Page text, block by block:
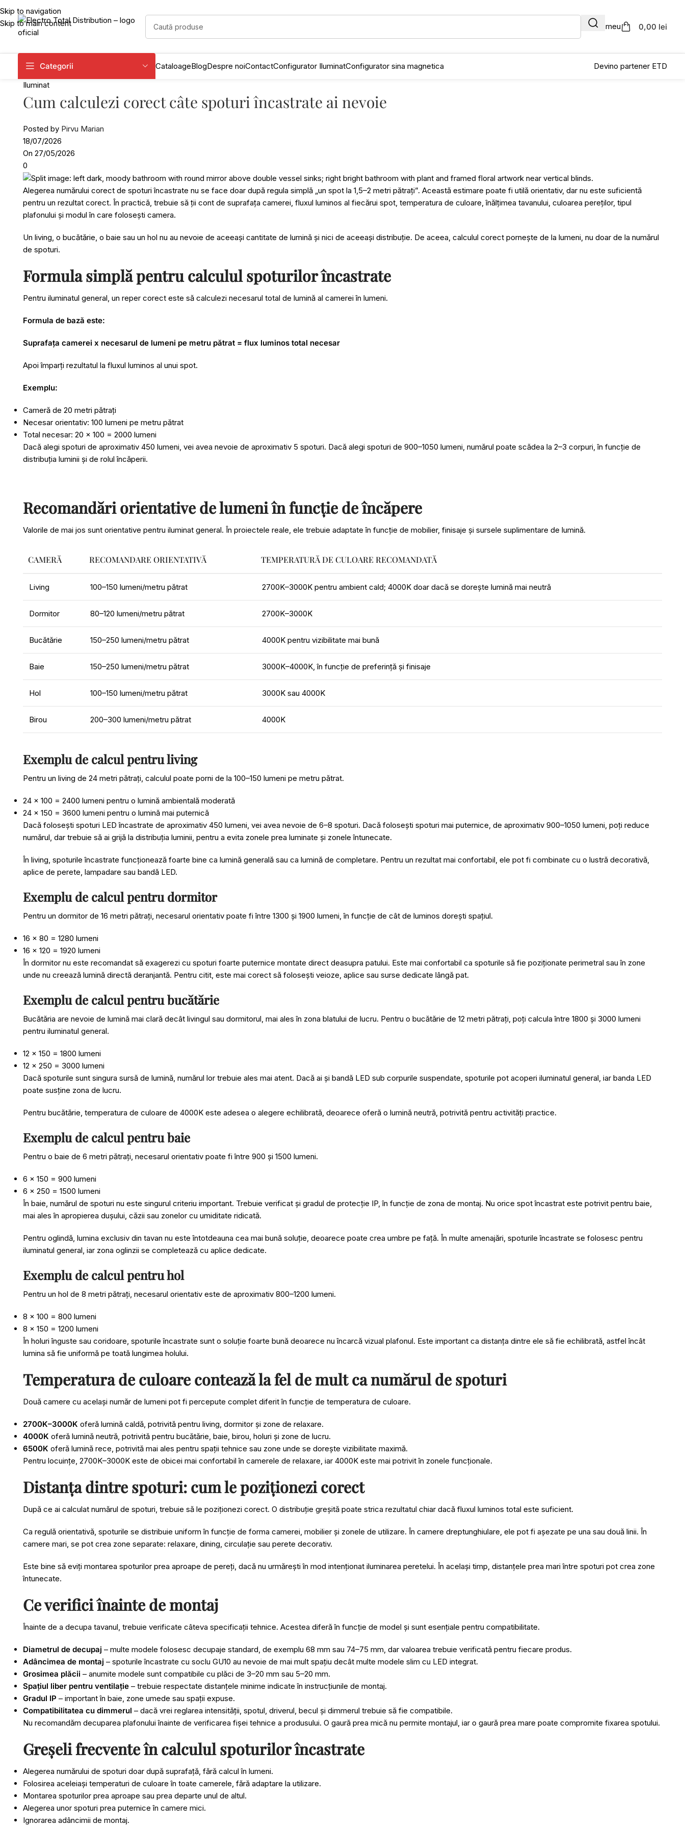
Skip to navigation
Skip to main content
Contul meu 0,00 lei
Categorii CataloageBlogDespre noiContactConfigurator IluminatConfigurator sina magnetica
Devino partener ETD
Iluminat
Cum calculezi corect câte spoturi încastrate ai nevoie
Posted by Pirvu Marian
18/07/2026
On 27/05/2026
0
Alegerea numărului corect de spoturi încastrate nu se face doar după regula simplă „un spot la 1,5–2 metri pătrați”. Această estimare poate fi utilă orientativ, dar nu este suficientă
pentru un rezultat corect. În practică, trebuie să ții cont de suprafața camerei, fluxul luminos al fiecărui spot, temperatura de culoare, înălțimea tavanului, culoarea pereților, tipul
plafonului și modul în care folosești camera.
Un living, o bucătărie, o baie sau un hol nu au nevoie de aceeași cantitate de lumină și nici de aceeași distribuție. De aceea, calculul corect pornește de la lumeni, nu doar de la numărul
de spoturi.
Formula simplă pentru calculul spoturilor încastrate
Pentru iluminatul general, un reper corect este să calculezi necesarul total de lumină al camerei în lumeni.
Formula de bază este:
Suprafața camerei x necesarul de lumeni pe metru pătrat = flux luminos total necesar
Apoi împarți rezultatul la fluxul luminos al unui spot.
Exemplu:
Cameră de 20 metri pătrați
Necesar orientativ: 100 lumeni pe metru pătrat
Total necesar: 20 x 100 = 2000 lumeni
Dacă alegi spoturi de aproximativ 450 lumeni, vei avea nevoie de aproximativ 5 spoturi. Dacă alegi spoturi de 900–1050 lumeni, numărul poate scădea la 2–3 corpuri, în funcție de
distribuția luminii și de rolul încăperii.
Recomandări orientative de lumeni în funcție de încăpere
Valorile de mai jos sunt orientative pentru iluminat general. În proiectele reale, ele trebuie adaptate în funcție de mobilier, finisaje și sursele suplimentare de lumină.
CAMERĂ RECOMANDARE ORIENTATIVĂ TEMPERATURĂ DE CULOARE RECOMANDATĂ
Living 100–150 lumeni/metru pătrat 2700K–3000K pentru ambient cald; 4000K doar dacă se dorește lumină mai neutră
Dormitor 80–120 lumeni/metru pătrat 2700K–3000K
Bucătărie 150–250 lumeni/metru pătrat 4000K pentru vizibilitate mai bună
Baie 150–250 lumeni/metru pătrat 3000K–4000K, în funcție de preferință și finisaje
Hol 100–150 lumeni/metru pătrat 3000K sau 4000K
Birou 200–300 lumeni/metru pătrat 4000K
Exemplu de calcul pentru living
Pentru un living de 24 metri pătrați, calculul poate porni de la 100–150 lumeni pe metru pătrat.
24 x 100 = 2400 lumeni pentru o lumină ambientală moderată
24 x 150 = 3600 lumeni pentru o lumină mai puternică
Dacă folosești spoturi LED încastrate de aproximativ 450 lumeni, vei avea nevoie de 6–8 spoturi. Dacă folosești spoturi mai puternice, de aproximativ 900–1050 lumeni, poți reduce
numărul, dar trebuie să ai grijă la distribuția luminii, pentru a evita zonele prea luminate și zonele întunecate.
În living, spoturile încastrate funcționează foarte bine ca lumină generală sau ca lumină de completare. Pentru un rezultat mai confortabil, ele pot fi combinate cu o lustră decorativă,
aplice de perete, lampadare sau bandă LED.
Exemplu de calcul pentru dormitor
Pentru un dormitor de 16 metri pătrați, necesarul orientativ poate fi între 1300 și 1900 lumeni, în funcție de cât de luminos dorești spațiul.
16 x 80 = 1280 lumeni
16 x 120 = 1920 lumeni
În dormitor nu este recomandat să exagerezi cu spoturi foarte puternice montate direct deasupra patului. Este mai confortabil ca spoturile să fie poziționate perimetral sau în zone
unde nu creează lumină directă deranjantă. Pentru citit, este mai corect să folosești veioze, aplice sau surse dedicate lângă pat.
Exemplu de calcul pentru bucătărie
Bucătăria are nevoie de lumină mai clară decât livingul sau dormitorul, mai ales în zona blatului de lucru. Pentru o bucătărie de 12 metri pătrați, poți calcula între 1800 și 3000 lumeni
pentru iluminatul general.
12 x 150 = 1800 lumeni
12 x 250 = 3000 lumeni
Dacă spoturile sunt singura sursă de lumină, numărul lor trebuie ales mai atent. Dacă ai și bandă LED sub corpurile suspendate, spoturile pot acoperi iluminatul general, iar banda LED
poate susține zona de lucru.
Pentru bucătărie, temperatura de culoare de 4000K este adesea o alegere echilibrată, deoarece oferă o lumină neutră, potrivită pentru activități practice.
Exemplu de calcul pentru baie
Pentru o baie de 6 metri pătrați, necesarul orientativ poate fi între 900 și 1500 lumeni.
6 x 150 = 900 lumeni
6 x 250 = 1500 lumeni
În baie, numărul de spoturi nu este singurul criteriu important. Trebuie verificat și gradul de protecție IP, în funcție de zona de montaj. Nu orice spot încastrat este potrivit pentru baie,
mai ales în apropierea dușului, căzii sau zonelor cu umiditate ridicată.
Pentru oglindă, lumina exclusiv din tavan nu este întotdeauna cea mai bună soluție, deoarece poate crea umbre pe față. În multe amenajări, spoturile încastrate se folosesc pentru
iluminatul general, iar zona oglinzii se completează cu aplice dedicate.
Exemplu de calcul pentru hol
Pentru un hol de 8 metri pătrați, necesarul orientativ este de aproximativ 800–1200 lumeni.
8 x 100 = 800 lumeni
8 x 150 = 1200 lumeni
În holuri înguste sau coridoare, spoturile încastrate sunt o soluție foarte bună deoarece nu încarcă vizual plafonul. Este important ca distanța dintre ele să fie echilibrată, astfel încât
lumina să fie uniformă pe toată lungimea holului.
Temperatura de culoare contează la fel de mult ca numărul de spoturi
Două camere cu același număr de lumeni pot fi percepute complet diferit în funcție de temperatura de culoare.
2700K–3000K oferă lumină caldă, potrivită pentru living, dormitor și zone de relaxare.
4000K oferă lumină neutră, potrivită pentru bucătărie, baie, birou, holuri și zone de lucru.
6500K oferă lumină rece, potrivită mai ales pentru spații tehnice sau zone unde se dorește vizibilitate maximă.
Pentru locuințe, 2700K–3000K este de obicei mai confortabil în camerele de relaxare, iar 4000K este mai potrivit în zonele funcționale.
Distanța dintre spoturi: cum le poziționezi corect
După ce ai calculat numărul de spoturi, trebuie să le poziționezi corect. O distribuție greșită poate strica rezultatul chiar dacă fluxul luminos total este suficient.
Ca regulă orientativă, spoturile se distribuie uniform în funcție de forma camerei, mobilier și zonele de utilizare. În camere dreptunghiulare, ele pot fi așezate pe una sau două linii. În
camere mari, se pot crea zone separate: relaxare, dining, circulație sau perete decorativ.
Este bine să eviți montarea spoturilor prea aproape de pereți, dacă nu urmărești în mod intenționat iluminarea peretelui. În același timp, distanțele prea mari între spoturi pot crea zone
întunecate.
Ce verifici înainte de montaj
Înainte de a decupa tavanul, trebuie verificate câteva specificații tehnice. Acestea diferă în funcție de model și sunt esențiale pentru compatibilitate.
Diametrul de decupaj – multe modele folosesc decupaje standard, de exemplu 68 mm sau 74–75 mm, dar valoarea trebuie verificată pentru fiecare produs.
Adâncimea de montaj – spoturile încastrate cu soclu GU10 au nevoie de mai mult spațiu decât multe modele slim cu LED integrat.
Grosimea plăcii – anumite modele sunt compatibile cu plăci de 3–20 mm sau 5–20 mm.
Spațiul liber pentru ventilație – trebuie respectate distanțele minime indicate în instrucțiunile de montaj.
Gradul IP – important în baie, zone umede sau spații expuse.
Compatibilitatea cu dimmerul – dacă vrei reglarea intensității, spotul, driverul, becul și dimmerul trebuie să fie compatibile.
Nu recomandăm decuparea plafonului înainte de verificarea fișei tehnice a produsului. O gaură prea mică nu permite montajul, iar o gaură prea mare poate compromite fixarea spotului.
Greșeli frecvente în calculul spoturilor încastrate
Alegerea numărului de spoturi doar după suprafață, fără calcul în lumeni.
Folosirea aceleiași temperaturi de culoare în toate camerele, fără adaptare la utilizare.
Montarea spoturilor prea aproape sau prea departe unul de altul.
Alegerea unor spoturi prea puternice în camere mici.
Ignorarea adâncimii de montaj.